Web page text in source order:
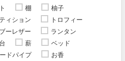
棚
柚子
ィション
トロフィー
ーレザー
ランタン
薪
ベッド
ドパイプ
お香